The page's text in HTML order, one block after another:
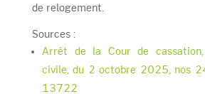
de relogement.
Sources :
Arrêt de la Cour de
civile, du 2 octobre 2025, nos
13722